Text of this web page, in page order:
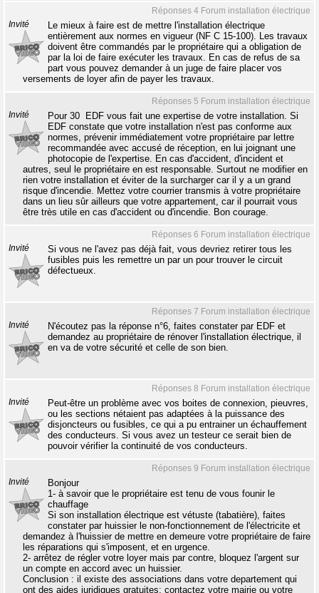
Réponses 4 Forum installation électrique
Invité
Le mieux à faire est de mettre l'installation électrique
entièrement aux normes en vigueur (NF C 15-100). Les travaux
doivent être commandés par le propriétaire qui a obligation de
par la loi de faire exécuter les travaux. En cas de refus de sa
part vous pouvez demander à un juge de faire placer vos
versements de loyer afin de payer les travaux.
Réponses 5 Forum installation électrique
Invité
Pour 30  EDF vous fait une expertise de votre installation. Si
EDF constate que votre installation n'est pas conforme aux
normes, prévenir immédiatement votre propriétaire par lettre
recommandée avec accusé de réception, en lui joignant une
photocopie de l'expertise. En cas d'accident, d'incident et
autres, seul le propriétaire en est responsable. Surtout ne modifier en
rien votre installation et éviter de la surcharger car il y a un grand
risque d'incendie. Mettez votre courrier transmis à votre propriétaire
dans un lieu sûr ailleurs que votre appartement, car il pourrait vous
être très utile en cas d'accident ou d'incendie. Bon courage.
Réponses 6 Forum installation électrique
Invité
Si vous ne l'avez pas déjà fait, vous devriez retirer tous les
fusibles puis les remettre un par un pour trouver le circuit
défectueux.
Réponses 7 Forum installation électrique
Invité
N'écoutez pas la réponse n°6, faites constater par EDF et
demandez au propriétaire de rénover l'installation électrique, il
en va de votre sécurité et celle de son bien.
Réponses 8 Forum installation électrique
Invité
Peut-être un problème avec vos boites de connexion, pieuvres,
ou les sections nétaient pas adaptées à la puissance des
disjoncteurs ou fusibles, ce qui a pu entrainer un échauffement
des conducteurs. Si vous avez un testeur ce serait bien de
pouvoir vérifier la continuité de vos conducteurs.
Réponses 9 Forum installation électrique
Invité
Bonjour
1- à savoir que le propriétaire est tenu de vous founir le
chauffage
Si son installation électrique est vétuste (tabatière), faites
constater par huissier le non-fonctionnement de l'électricite et
demandez à l'huissier de mettre en demeure votre propriétaire de faire
les réparations qui s'imposent, et en urgence.
2- arrêtez de régler votre loyer mais par contre, bloquez l'argent sur
un compte en accord avec un huissier.
Conclusion : il existe des associations dans votre departement qui
ont des aides juridiques gratuites; contactez votre mairie ou votre